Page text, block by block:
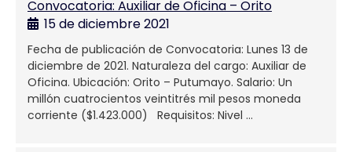
Convocatoria: Auxiliar de Oficina – Orito
15 de diciembre 2021
Fecha de publicación de Convocatoria: Lunes 13 de
diciembre de 2021. Naturaleza del cargo: Auxiliar de
Oficina. Ubicación: Orito – Putumayo. Salario: Un
millón cuatrocientos veintitrés mil pesos moneda
corriente ($1.423.000) Requisitos: Nivel …